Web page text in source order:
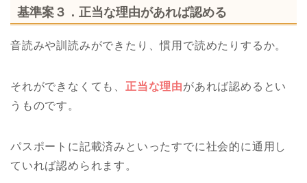
基準案３．正当な理由があれば認める
音読みや訓読みができたり、慣用で読めたりするか。
それができなくても、 正当な理由があれば認めるとい
うものです。
パスポートに記載済みといったすでに社会的に通用し
ていれば認められます。